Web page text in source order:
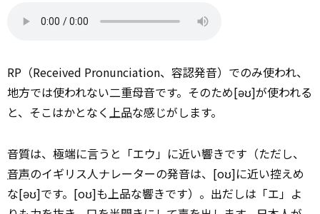
RP（Received Pronunciation、容認発音）でのみ使われ、
地方では使われない二重母音です。そのため[əʊ]が使われる
と、そこはかとなく上品な感じがします。
音質は、極端に言うと「エウ」に近い響きです（ただし、
音声のイギリス人ナレーターの発音は、[oʊ]に近い控えめ
な[əʊ]です。[oʊ]も上品な響きです）。出だしは「エ」よ